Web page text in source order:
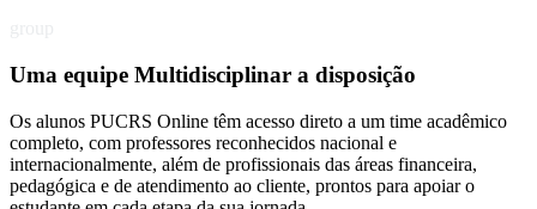
Uma equipe Multidisciplinar a disposição
Os alunos PUCRS Online têm acesso direto a um time acadêmico
completo, com professores reconhecidos nacional e
internacionalmente, além de profissionais das áreas financeira,
pedagógica e de atendimento ao cliente, prontos para apoiar o